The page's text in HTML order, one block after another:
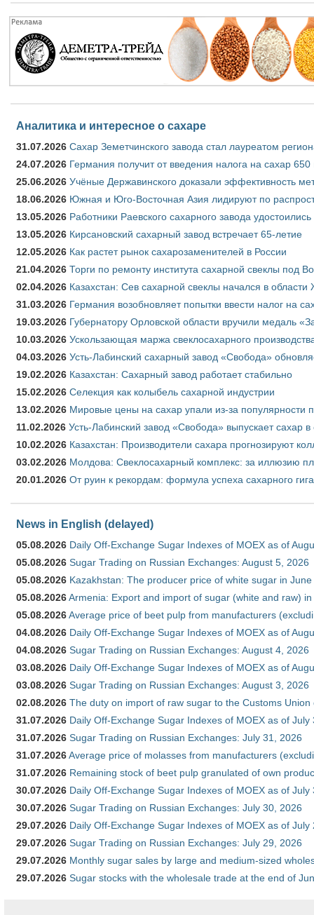
Аналитика и интересное о сахаре
31.07.2026 Сахар Земетчинского завода стал лауреатом
24.07.2026 Германия получит от введения налога на сахар
25.06.2026 Учёные Державинского доказали эффективность
18.06.2026 Южная и Юго-Восточная Азия лидируют по
13.05.2026 Работники Раевского сахарного завода удостоились
13.05.2026 Кирсановский сахарный завод встречает 65-летие
12.05.2026 Как растет рынок сахарозаменителей в России
21.04.2026 Торги по ремонту института сахарной свеклы под
02.04.2026 Казахстан: Сев сахарной свеклы начался в области
31.03.2026 Германия возобновляет попытки ввести налог на
19.03.2026 Губернатору Орловской области вручили медаль
10.03.2026 Ускользающая маржа свеклосахарного
04.03.2026 Усть-Лабинский сахарный завод «Свобода»
19.02.2026 Казахстан: Сахарный завод работает стабильно
15.02.2026 Селекция как колыбель сахарной индустрии
13.02.2026 Мировые цены на сахар упали из-за популярности
11.02.2026 Усть-Лабинский завод «Свобода» выпускает сахар в
10.02.2026 Казахстан: Производители сахара прогнозируют
03.02.2026 Молдова: Свеклосахарный комплекс: за иллюзию
20.01.2026 От руин к рекордам: формула успеха сахарного
News in English (delayed)
05.08.2026 Daily Off-Exchange Sugar Indexes of MOEX as of
05.08.2026 Sugar Trading on Russian Exchanges: August 5, 2026
05.08.2026 Kazakhstan: The producer price of white sugar in
05.08.2026Armenia: Export and import of sugar (white and raw)
05.08.2026Average price of beet pulp from manufacturers
04.08.2026 Daily Off-Exchange Sugar Indexes of MOEX as of
04.08.2026 Sugar Trading on Russian Exchanges: August 4, 2026
03.08.2026 Daily Off-Exchange Sugar Indexes of MOEX as of
03.08.2026 Sugar Trading on Russian Exchanges: August 3, 2026
02.08.2026 The duty on import of raw sugar to the Customs
31.07.2026 Daily Off-Exchange Sugar Indexes of MOEX as of July
31.07.2026 Sugar Trading on Russian Exchanges: July 31, 2026
31.07.2026Average price of molasses from manufacturers
31.07.2026 Remaining stock of beet pulp granulated of own
30.07.2026 Daily Off-Exchange Sugar Indexes of MOEX as of July
30.07.2026 Sugar Trading on Russian Exchanges: July 30, 2026
29.07.2026 Daily Off-Exchange Sugar Indexes of MOEX as of July
29.07.2026 Sugar Trading on Russian Exchanges: July 29, 2026
29.07.2026 Monthly sugar sales by large and medium-sized
29.07.2026 Sugar stocks with the wholesale trade at the end of